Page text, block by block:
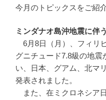
今月のトピックスをご紹
ミンダナオ島沖地震に伴
6月8日（月）、フィリ
グニチュード7.8級の地
い、日本、グアム、北マ
発表されました。
また、在ミクロネシア